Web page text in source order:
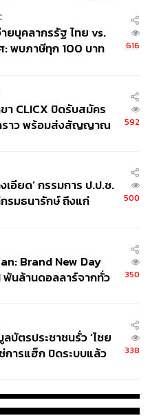
ยบุคลากรรัฐ ไทย vs.
: พบภาษีทุก 100 บาท
616
า CLICX ปิดรับสมัคร
ราว พร้อมส่งสัญญาณ
592
เอียด’ กรรมการ ป.ป.ช.
รมธนารักษ์ ถึงแก่
500
Brand New Day
พันล้านดอลลาร์จากทั่ว
350
บัตรประชาชนรั่ว ‘ไชย
การแฮ็ก ปิดระบบแล้ว
338